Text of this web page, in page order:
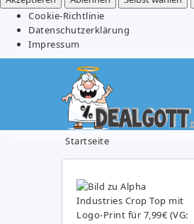
Cookie-Richtlinie
Datenschutzerklärung
Impressum
Startseite